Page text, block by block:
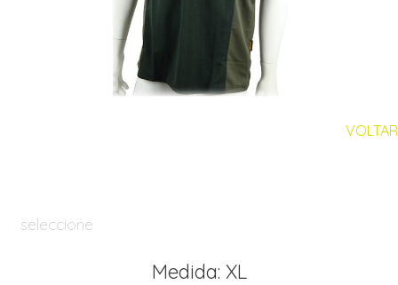
VOLTAR
seleccione
Medida: XL